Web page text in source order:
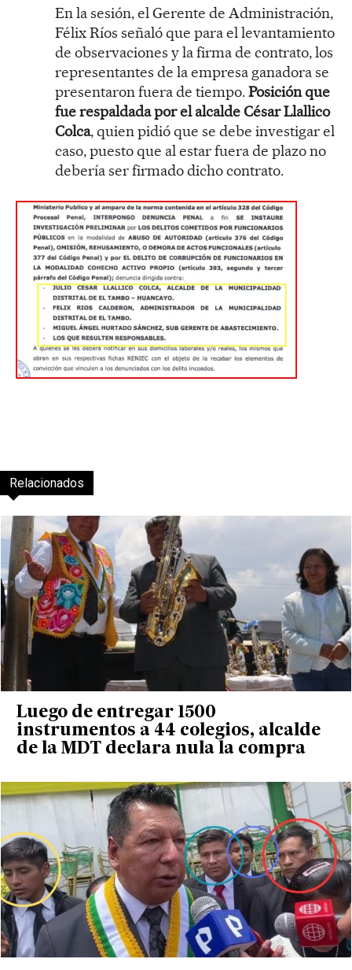
En la sesión, el Gerente de Administración,
Félix Ríos señaló que para el levantamiento
de observaciones y la firma de contrato, los
representantes de la empresa ganadora se
presentaron fuera de tiempo.Posición que
fue respaldada por el alcalde César Llallico
Colca, quien pidió que se debe investigar el
caso, puesto que al estar fuera de plazo no
debería ser firmado dicho contrato.
Relacionados
Luego de entregar 1500
instrumentos a 44 colegios, alcalde
de la MDT declara nula la compra